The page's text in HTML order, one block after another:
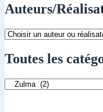
Auteurs/
Toutes les
Toutes